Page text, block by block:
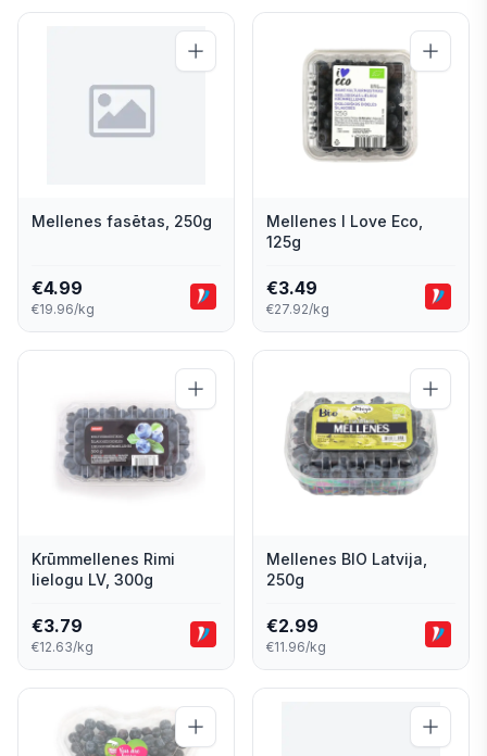
Mellenes fasētas, 250g
€4.99
€19.96/kg
Mellenes I Love Eco,
125g
€3.49
€27.92/kg
Krūmmellenes Rimi
lielogu LV, 300g
€3.79
€12.63/kg
Mellenes BIO Latvija,
250g
€2.99
€11.96/kg